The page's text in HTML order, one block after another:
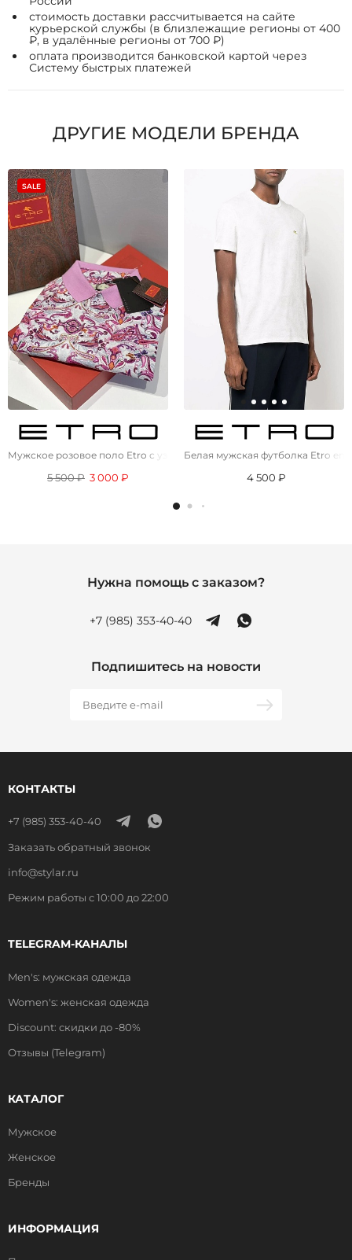
стоимость доставки рассчитывается на сайте
курьерской службы (в близлежащие регионы от 400
₽, в удалённые регионы от 700 ₽)
оплата производится банковской картой через
Систему быстрых платежей
ДРУГИЕ МОДЕЛИ БРЕНДА
SALE
Мужское розовое поло Etro с узором пейсли
5 500 ₽ 3 000 ₽
Белая мужская футболка Etro
4 500 ₽
Нужна помощь с заказом?
+7 (985) 353-40-40
Подпишитесь на новости
КОНТАКТЫ
+7 (985) 353-40-40
Заказать обратный звонок
info@stylar.ru
Режим работы с 10:00 до 22:00
TELEGRAM-КАНАЛЫ
Men's: мужская одежда
Women's: женская одежда
Discount: скидки до -80%
Отзывы (Telegram)
КАТАЛОГ
Мужское
Женское
Бренды
ИНФОРМАЦИЯ